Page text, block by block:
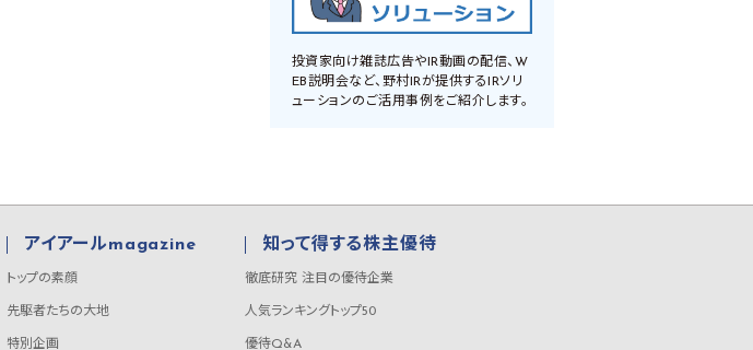
投資家向け雑誌広告やIR動画の配信、W
EB説明会など、野村IRが提供するIRソリ
ューションのご活用事例をご紹介します。
アイアールmagazine
トップの素顔
先駆者たちの大地
特別企画
知って得する株主優待
徹底研究 注目の優待企業
人気ランキングトップ50
優待Q&A